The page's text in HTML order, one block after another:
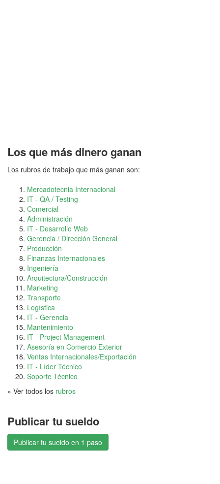
Los que más dinero ganan
Los rubros de trabajo que más ganan son:
Mercadotecnia Internacional
IT - QA / Testing
Comercial
Administración
IT - Desarrollo Web
Gerencia / Dirección General
Producción
Finanzas Internacionales
Ingeniería
Arquitectura/Construcción
Marketing
Transporte
Logística
IT - Gerencia
Mantenimiento
IT - Project Management
Asesoría en Comercio Exterior
Ventas Internacionales/Exportación
IT - Líder Técnico
Soporte Técnico
» Ver todos los rubros
Publicar tu sueldo
Publicar tu sueldo en 1 paso